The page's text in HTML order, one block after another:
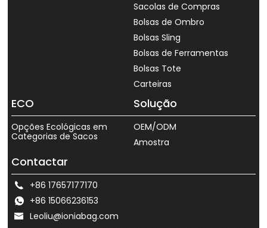
Sacolas de Compras
Bolsas de Ombro
Bolsas Sling
Bolsas de Ferramentas
Bolsas Tote
Carteiras
ECO
Opções Ecológicas em
Categorias de Sacos
Solução
OEM/ODM
Amostra
Contactar
+86 17657177170
+86 15066236153
Leoliu@ioniabag.com